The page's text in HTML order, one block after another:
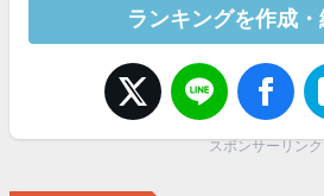
ランキングを作成
スポンサーリンク